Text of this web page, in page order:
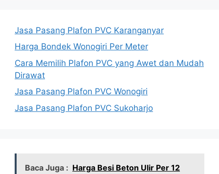
Jasa Pasang Plafon PVC Karanganyar
Harga Bondek Wonogiri Per Meter
Cara Memilih Plafon PVC yang Awet dan Mudah
Dirawat
Jasa Pasang Plafon PVC Wonogiri
Jasa Pasang Plafon PVC Sukoharjo
Baca Juga : Harga Besi Beton Ulir Per 12